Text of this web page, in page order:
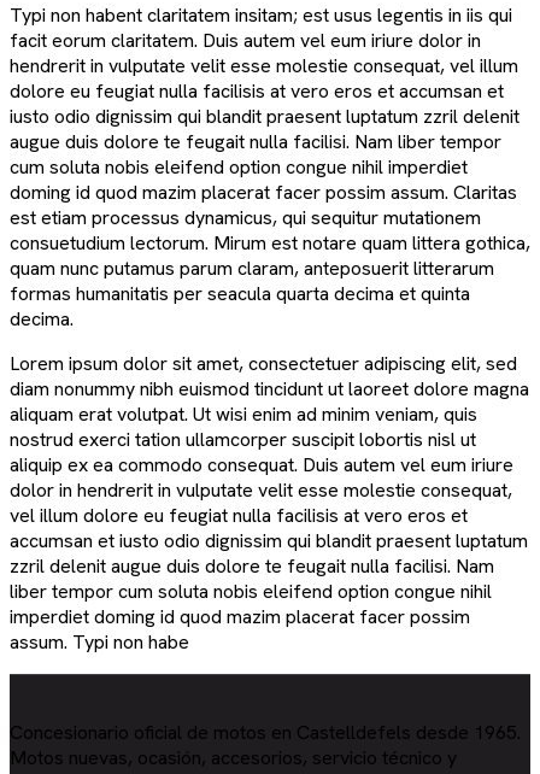
Typi non habent claritatem insitam; est usus legentis in iis qui
facit eorum claritatem. Duis autem vel eum iriure dolor in
hendrerit in vulputate velit esse molestie consequat, vel illum
dolore eu feugiat nulla facilisis at vero eros et accumsan et
iusto odio dignissim qui blandit praesent luptatum zzril delenit
augue duis dolore te feugait nulla facilisi. Nam liber tempor
cum soluta nobis eleifend option congue nihil imperdiet
doming id quod mazim placerat facer possim assum. Claritas
est etiam processus dynamicus, qui sequitur mutationem
consuetudium lectorum. Mirum est notare quam littera gothica,
quam nunc putamus parum claram, anteposuerit litterarum
formas humanitatis per seacula quarta decima et quinta
decima.
Lorem ipsum dolor sit amet, consectetuer adipiscing elit, sed
diam nonummy nibh euismod tincidunt ut laoreet dolore magna
aliquam erat volutpat. Ut wisi enim ad minim veniam, quis
nostrud exerci tation ullamcorper suscipit lobortis nisl ut
aliquip ex ea commodo consequat. Duis autem vel eum iriure
dolor in hendrerit in vulputate velit esse molestie consequat,
vel illum dolore eu feugiat nulla facilisis at vero eros et
accumsan et iusto odio dignissim qui blandit praesent luptatum
zzril delenit augue duis dolore te feugait nulla facilisi. Nam
liber tempor cum soluta nobis eleifend option congue nihil
imperdiet doming id quod mazim placerat facer possim
assum. Typi non habe
Concesionario oficial de motos en Castelldefels desde 1965.
Motos nuevas, ocasión, accesorios, servicio técnico y